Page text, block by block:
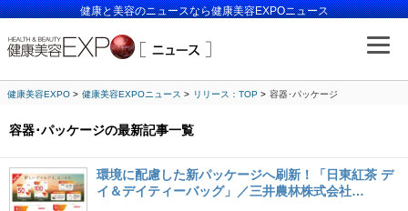
健康と美容のニュースなら健康美容EXPOニュース
健康美容EXPO 健康美容EXPOニュース リリース：TOP 容器･パッケージ
容器･パッケージの最新記事一覧
環境に配慮した新パッケージへ刷新！「日東紅茶 デ
イ＆デイティーバッグ」／三井農林株式会社…